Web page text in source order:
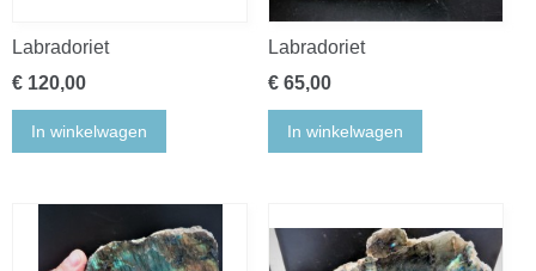
Labradoriet
€ 120,00
In winkelwagen
Labradoriet
€ 65,00
In winkelwagen